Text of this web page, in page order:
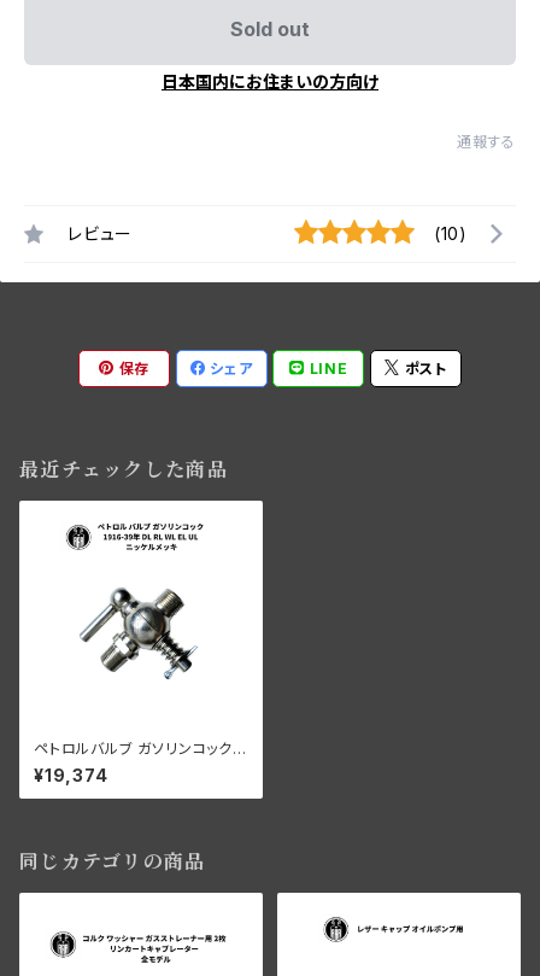
Sold out
日本国内にお住まいの方向け
通報する
レビュー (10)
保存 シェア LINE ポスト
最近チェックした商品
ペトロルバルブ ガソリンコック
ハーレー 1916-1939年 DL RL
WL EL UL ニッケルメッキ
¥19,374
同じカテゴリの商品